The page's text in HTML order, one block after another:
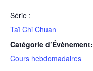
Série :
Taï Chi Chuan
Catégorie d’Évènement:
Cours hebdomadaires